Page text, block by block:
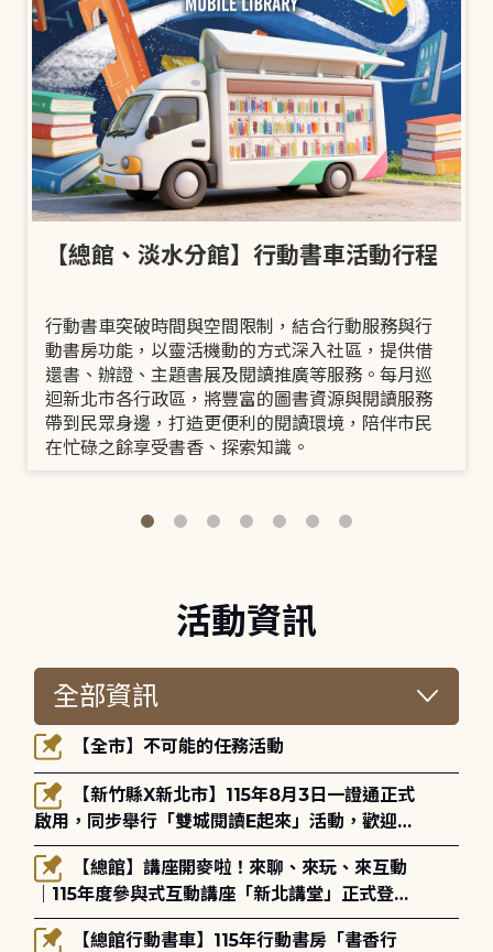
【總館、淡水分館】行動書車活動行程
行動書車突破時間與空間限制，結合行動服務與行
動書房功能，以靈活機動的方式深入社區，提供借
還書、辦證、主題書展及閱讀推廣等服務。每月巡
迴新北市各行政區，將豐富的圖書資源與閱讀服務
帶到民眾身邊，打造更便利的閱讀環境，陪伴市民
在忙碌之餘享受書香、探索知識。
活動資訊
【全市】不可能的任務活動
啟用，同步舉行「雙城閱讀E起來」活動，歡迎踴
躍參加(115年8月3日至10月4日)。
｜115年度參與式互動講座「新北講堂」正式登
場！